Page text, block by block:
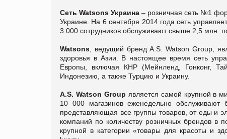
Сеть Watsons Украина – розничная сеть №1
Украине. На 6 сентября 2014 года сеть
3 000 сотрудников обслуживают свыше 2,5 млн.
Watsons , ведущий бренд A.S. Watson Group,
здоровья в Азии. В настоящее время сеть
Европы, включая КНР (Мейнленд, Гонконг,
Индонезию, а также Турцию и Украину.
A.S. Watson Group является самой крупной в
10 000 магазинов еженедельно
представляющая все группы товаров, от еды и
компаний по количеству розничных брендов в
крупной в категории «товары для красоты и